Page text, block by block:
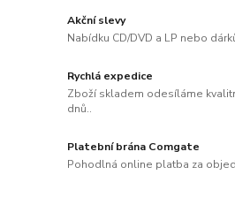
Akční slevy
Nabídku CD/DVD a LP nebo
Rychlá expedice
Zboží skladem odesíláme
dnů..
Platební brána Comgate
Pohodlná online platba za